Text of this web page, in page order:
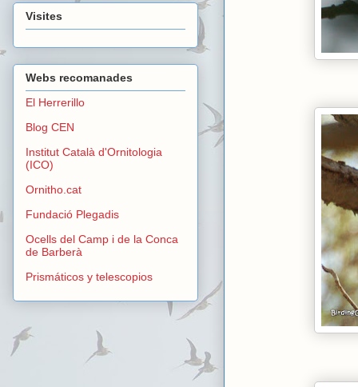
Visites
Webs recomanades
El Herrerillo
Blog CEN
Institut Català d'Ornitologia
(ICO)
Ornitho.cat
Fundació Plegadis
Ocells del Camp i de la Conca
de Barberà
Prismáticos y telescopios